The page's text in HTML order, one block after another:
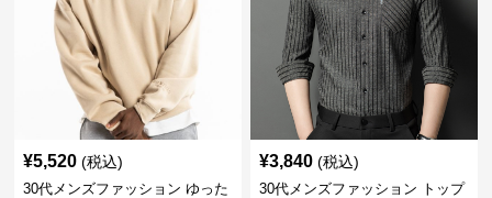
¥5,520 (税込)
30代メンズファッション ゆった
¥3,840 (税込)
30代メンズファッション トップ